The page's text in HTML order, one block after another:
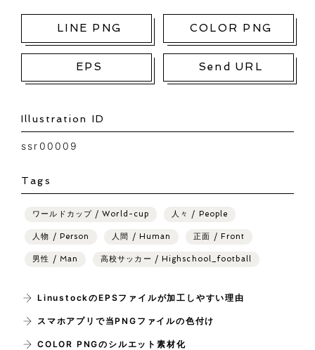
LINE PNG COLOR PNG
EPS Send URL
Illustration ID
ssr00009
Tags
ワールドカップ / World-cup 人々 / People
人物 / Person 人間 / Human 正面 / Front
男性 / Man 高校サッカー / Highschool_football
LinustockのEPSファイルが加工しやすい理由
スマホアプリで当PNGファイルの色付け
COLOR PNGのシルエット素材化